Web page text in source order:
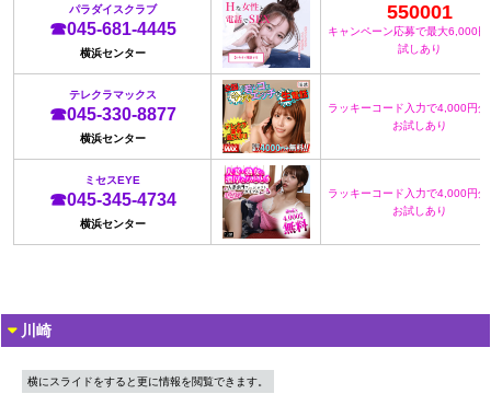
パラダイスクラブ
☎045-681-4445
横浜センター
550001
キャンペーン応募で最大6,000円
試しあり
テレクラマックス
☎045-330-8877
横浜センター
ラッキーコード入力で4,000円分
お試しあり
ミセスEYE
☎045-345-4734
横浜センター
ラッキーコード入力で4,000円分
お試しあり
川崎
横にスライドをすると更に情報を閲覧できます。